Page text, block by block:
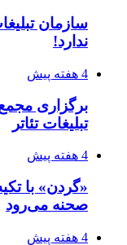
سازمان
ندارد!
4 هفته پیش
برگزاری
تبلیغات تئاتر
4 هفته پیش
«گردن» با
صحنه می‌رود
4 هفته پیش